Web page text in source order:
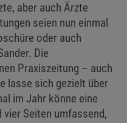
aber auch Ärzte
seien nun einmal
oder auch
Die
Praxiszeitung – auch
lasse sich gezielt über
im Jahr könne eine
Seiten umfassend,